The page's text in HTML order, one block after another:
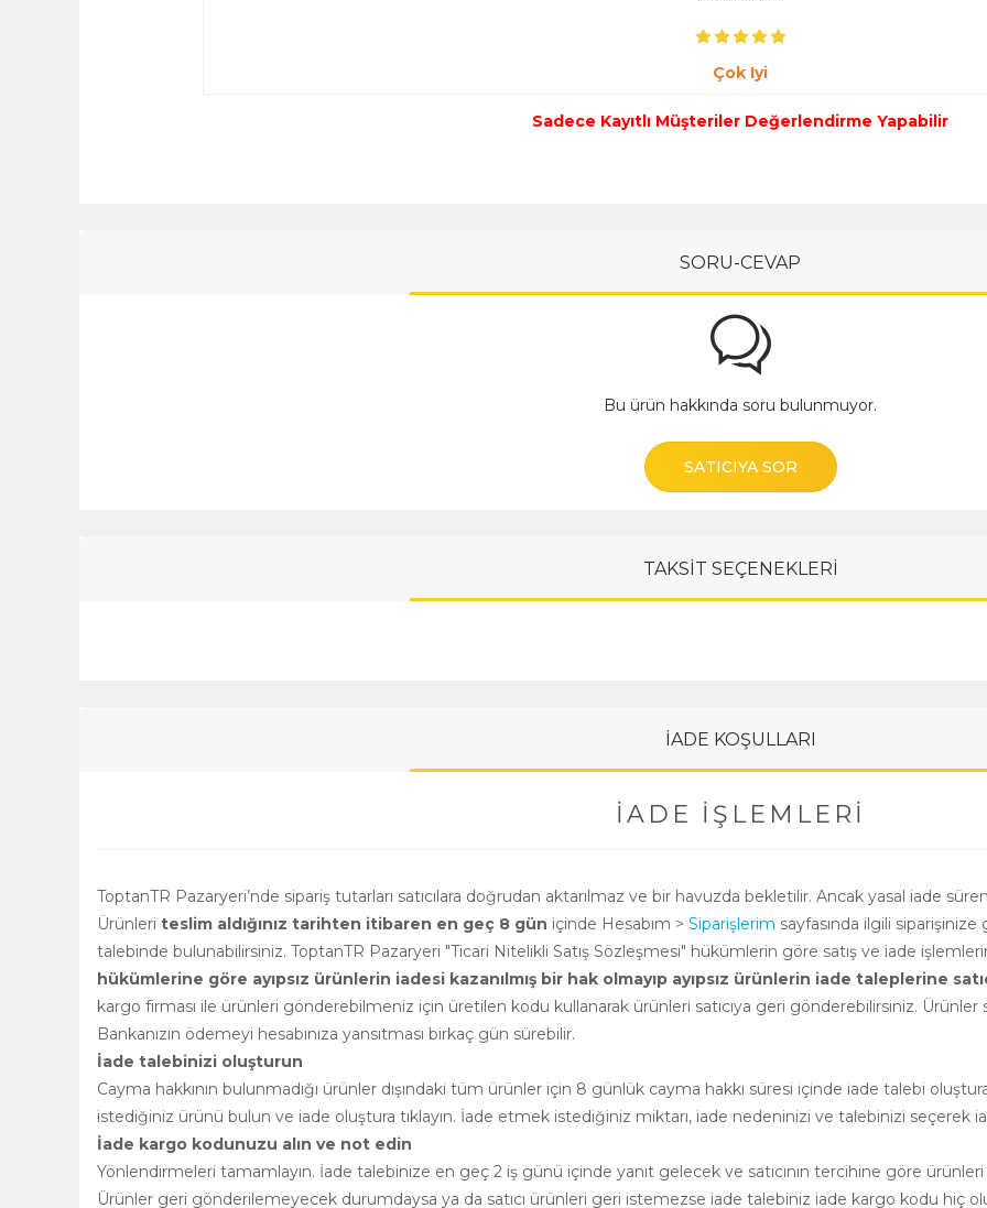
Çok Iyi
Sadece Kayıtlı Müşteriler Değerlendirme Yapabilir
SORU-CEVAP
Bu ürün hakkında soru bulunmuyor.
SATICIYA SOR
TAKSİT SEÇENEKLERİ
İADE KOŞULLARI
İADE İŞLEMLERI
ToptanTR Pazaryeri’nde sipariş tutarları satıcılara doğrudan aktarılmaz ve bir havuzda bekletilir. Ancak yasal iade
Ürünleri teslim aldığınız tarihten itibaren en geç 8 gün içinde Hesabım > Siparişlerim sayfasında ilgili
talebinde bulunabilirsiniz. ToptanTR Pazaryeri "Ticari Nitelikli Satış Sözleşmesi" hükümlerin göre satış ve iade
hükümlerine göre ayıpsız ürünlerin iadesi kazanılmış bir hak olmayıp ayıpsız ürünlerin iade taleplerine
kargo firması ile ürünleri gönderebilmeniz için üretilen kodu kullanarak ürünleri satıcıya geri gönderebilirsiniz. Ürünler
Bankanızın ödemeyi hesabınıza yansıtması birkaç gün sürebilir.
İade talebinizi oluşturun
Cayma hakkının bulunmadığı ürünler dışındaki tüm ürünler için 8 günlük cayma hakkı süresi içinde iade talebi
istediğiniz ürünü bulun ve iade oluştura tıklayın. İade etmek istediğiniz miktarı, iade nedeninizi ve talebinizi seçerek
İade kargo kodunuzu alın ve not edin
Yönlendirmeleri tamamlayın. İade talebinize en geç 2 iş günü içinde yanıt gelecek ve satıcının tercihine göre
Ürünler geri gönderilemeyecek durumdaysa ya da satıcı ürünleri geri istemezse iade talebiniz iade kargo kodu hiç